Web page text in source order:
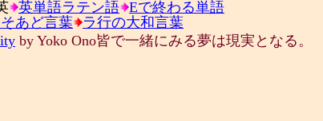
英単語ラテン語 Eで終わる単語
あど言葉
ラ行の大和言葉
by Yoko Ono皆で一緒にみる夢は現実となる。